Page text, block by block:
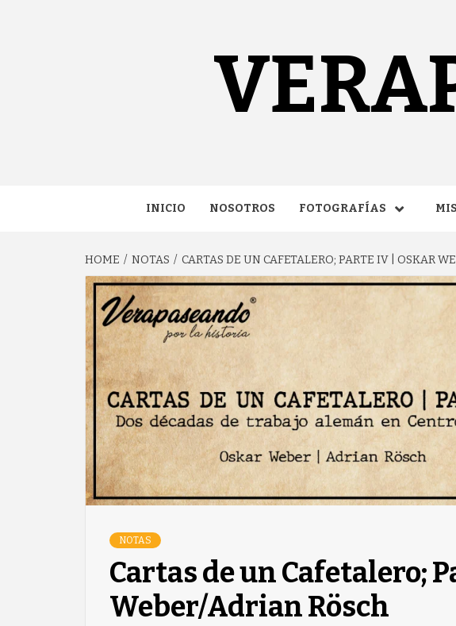
INICIO NOSOTROS FOTOGRAFÍAS
HOME NOTAS CARTAS DE UN CAFETALERO; PARTE IV | OSKAR
NOTAS
Cartas de un Cafetalero;
Weber/Adrian Rösch